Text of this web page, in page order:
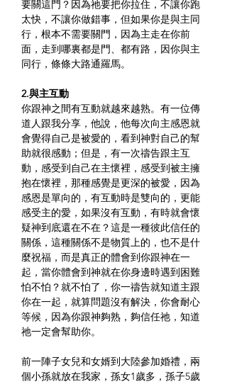
要關這門？因為祂要把你拉住，不讓你跑
太快，不讓你做錯事，但如果你是與主同
行，根本不需要關門，因為主走在你前
面，走到哪裏都是門、都有路，因你與主
同行，條條大路通羅馬。
2.與主互動
你跟神之間有互動就越來越熟。有一位傳
道人跟我分享，他說，他每次向主感恩就
會覺得自己是被愛的，看到神對自己的幫
助就很感動；但是，有一次禱告跟主互
動，感受到自己在主懷裡，感受到被主擁
抱在懷裡，那種感覺是更深的被愛，因為
感恩是單向的，有互動時是雙向的，更能
感受主的愛，如果沒有互動，有時就會懷
疑神到底還在不在？這是一種彼此信任的
關係，這種關係不是物質上的，也不是什
麼祝福，而是真正的體會到你跟神在一
起，當你體會到神就在你身邊時遇到困難
怕不怕？就不怕了，你一禱告就知道主跟
你在一起，就算問題沒有解決，你會耐心
等候，因為你跟神夠熟，夠信任祂，知道
祂一定會幫助你。
前一陣子女兒和女婿到大陸參加婚禮，兩
個小孫就放在我家，孫女1歲多，孫子5歲